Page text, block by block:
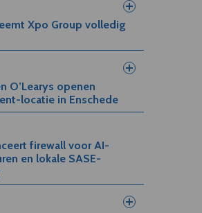
Xpo Group volledig
O’Learys openen
locatie in Enschede
firewall voor AI-
en lokale SASE-